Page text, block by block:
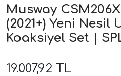
Musway
(2021+) Yeni Nesil
Koaksiyel Set |
19.007,92 TL